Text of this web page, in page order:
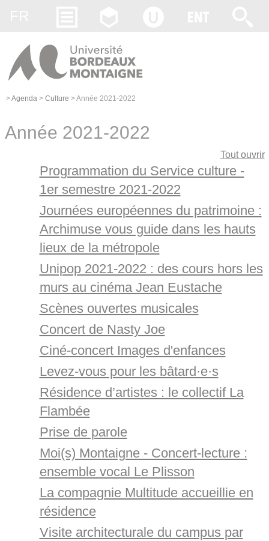
>Agenda > Culture >Année 2021-2022
Année 2021-2022
Tout ouvrir
Programmation du Service culture -
1er semestre 2021-2022
Journées européennes du patrimoine :
Archimuse vous guide dans les hauts
lieux de la métropole
Unipop 2021-2022 : des cours hors les
murs au cinéma Jean Eustache
Scènes ouvertes musicales
Concert de Nasty Joe
Ciné-concert Images d'enfances
Levez-vous pour les bâtard·e·s
Résidence d’artistes : le collectif La
Flambée
Prise de parole
Moi(s) Montaigne - Concert-lecture :
ensemble vocal Le Plisson
La compagnie Multitude accueillie en
résidence
Visite architecturale du campus par